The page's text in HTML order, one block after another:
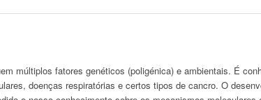
múltiplos fatores genéticos (poligénica) e ambientais. É
doenças respiratórias e certos tipos de cancro. O